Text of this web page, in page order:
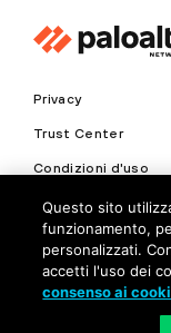
Privacy
Trust Center
Condizioni d'uso
Documenti
Copyright © 2026
Questo sito
funzionamento,
personalizzati.
accetti l'uso dei
consenso ai